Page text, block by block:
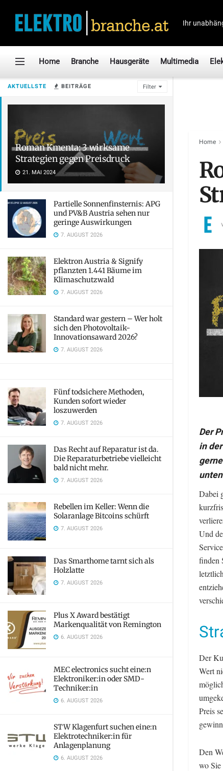
AKTUELLSTE BEITRÄGE Filter
Roman Kmenta: 3 wirksame
Strategien gegen Preisdruck
21. MAI 2024
Partielle Sonnenfinsternis: APG
und PV&B Austria sehen nur
geringe Auswirkungen
7. AUGUST 2026
Elektron Austria & Signify
pflanzten 1.441 Bäume im
Klimaschutzwald
7. AUGUST 2026
Standard war gestern – Wer holt
sich den Photovoltaik-
Innovationsaward 2026?
7. AUGUST 2026
Fünf todsichere Methoden,
Kunden sofort wieder
loszuwerden
7. AUGUST 2026
Das Recht auf Reparatur ist da.
Die Reparaturbetriebe vielleicht
bald nicht mehr.
7. AUGUST 2026
Rebellen im Keller: Wenn die
Solaranlage Bitcoins schürft
7. AUGUST 2026
Das Smarthome tarnt sich als
Holzlatte
7. AUGUST 2026
Plus X Award bestätigt
Markenqualität von Remington
6. AUGUST 2026
MEC electronics sucht eine:n
Elektroniker:in oder SMD-
Techniker:in
6. AUGUST 2026
STW Klagenfurt suchen eine:n
Elektrotechniker:in für
Anlagenplanung
6. AUGUST 2026
Ihr
Home Branche Hausgeräte Multimedia
Home
Der
in
Dabei
Und
finden
Der
Wert
Preis
Den
wo